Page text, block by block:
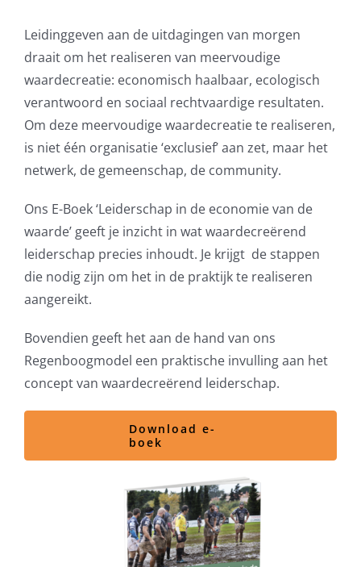
Leidinggeven aan de uitdagingen van morgen
draait om het realiseren van meervoudige
waardecreatie: economisch haalbaar, ecologisch
verantwoord en sociaal rechtvaardige resultaten.
Om deze meervoudige waardecreatie te realiseren,
is niet één organisatie ‘exclusief’ aan zet, maar het
netwerk, de gemeenschap, de community.
Ons E-Boek ‘Leiderschap in de economie van de
waarde’ geeft je inzicht in wat waardecreërend
leiderschap precies inhoudt. Je krijgt de stappen
die nodig zijn om het in de praktijk te realiseren
aangereikt.
Bovendien geeft het aan de hand van ons
Regenboogmodel een praktische invulling aan het
concept van waardecreërend leiderschap.
Download e-
boek